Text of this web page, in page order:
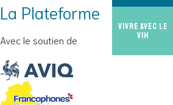
Vivre avec le
VIH
La Plateforme
Avec le soutien de